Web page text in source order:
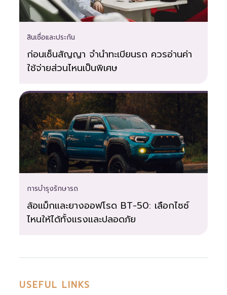
สินเชื่อและประกัน
ก่อนเซ็นสัญญา จำนำทะเบียนรถ ควรอ่านค่า
ใช้จ่ายส่วนไหนเป็นพิเศษ
การบำรุงรักษารถ
ล้อแม็กและยางออฟโรด BT-50: เลือกไซซ์
ไหนให้ได้ทั้งแรงและปลอดภัย
USEFUL LINKS